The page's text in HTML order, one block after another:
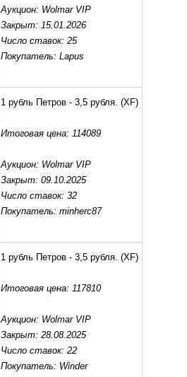
Аукцион: Wolmar VIP
Закрыт: 15.01.2026
Число ставок: 25
Покупатель: Lapus
1 рубль Петров - 3,5 рубля. (XF)
Итоговая цена: 114089
Аукцион: Wolmar VIP
Закрыт: 09.10.2025
Число ставок: 32
Покупатель: minherc87
1 рубль Петров - 3,5 рубля. (XF)
Итоговая цена: 117810
Аукцион: Wolmar VIP
Закрыт: 28.08.2025
Число ставок: 22
Покупатель: Winder